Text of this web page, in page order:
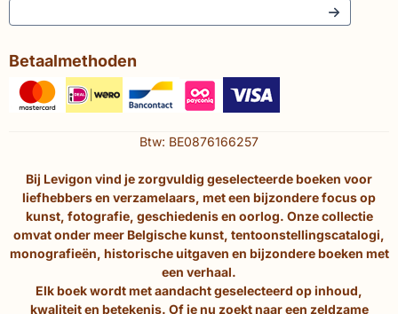
Betaalmethoden
Btw: BE0876166257
Bij Levigon vind je zorgvuldig geselecteerde boeken voor
liefhebbers en verzamelaars, met een bijzondere focus op
kunst, fotografie, geschiedenis en oorlog. Onze collectie
omvat onder meer Belgische kunst, tentoonstellingscatalogi,
monografieën, historische uitgaven en bijzondere boeken met
een verhaal.
Elk boek wordt met aandacht geselecteerd op inhoud,
kwaliteit en betekenis. Of je nu zoekt naar een zeldzame